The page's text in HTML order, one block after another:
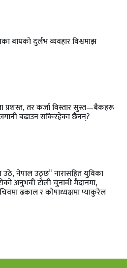
बाघको दुर्लभ व्यवहार विश्वमाझ
प्रशस्त, तर कर्जा विस्तार सुस्त—बैंकहरू
बढाउन सकिरहेका छैनन्?
उठे, नेपाल उठ्छ” नारासहित युविका
अनुभवी टोली चुनावी मैदानमा,
ढकाल र कोषाध्यक्षमा प्याकुरेल